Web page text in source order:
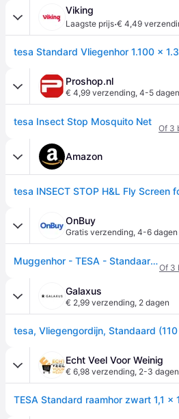
Viking
Laagste prijs·€ 4,49
Proshop.nl
€ 4,99 verzending, 4-5 dagen
tesa Insect Stop Mosquito Net
Of 3
Amazon
OnBuy
Gratis verzending, 4-6 dagen
Muggenhor - TESA - Standaard - 1,10m x 1,3m - Zelfklevende bevestiging - Antraciet
Of 3
Galaxus
€ 2,99 verzending, 2 dagen
tesa, Vliegengordijn, Standaard
Echt Veel Voor Weinig
€ 6,98 verzending, 2-3 dagen